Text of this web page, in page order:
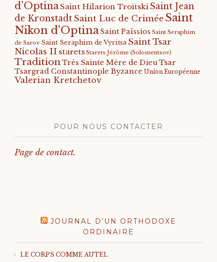
d'Optina Saint Hilarion Troitski Saint Jean
de KronstadtSaint Luc de Crimée Saint
Nikon d'OptinaSaint Païssios Saint Seraphim
de Sarov Saint Seraphim de Vyritsa Saint Tsar
Nicolas II starets Starets Jérôme (Solomentsov)
TraditionTrès Sainte Mère de DieuTsar
Tsargrad Constantinople Byzance Union Européenne
Valerian Kretchetov
POUR NOUS CONTACTER
Page de contact.
JOURNAL D’UN ORTHODOXE
ORDINAIRE
LE CORPS COMME AUTEL